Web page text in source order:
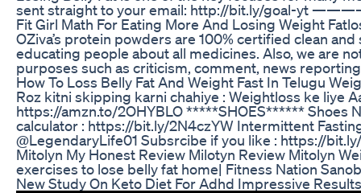
sent straight to your email: http://bit.ly/goal-yt
Fit Girl Math For Eating More And Losing Weight
OZiva’s protein powders are 100% certified clean
educating people about all medicines. Also, we are
purposes such as criticism, comment, news
How To Loss Belly Fat And Weight Fast In Telugu
Roz kitni skipping karni chahiye : Weightloss ke liye
https://amzn.to/2OHYBLO *****SHOES****** Shoes
calculator : https://bit.ly/2N4czYW Intermittent
@LegendaryLife01 Subsrcibe if you like : https://
Mitolyn My Honest Review Milotyn Review Mitolyn
exercises to lose belly fat home| Fitness Nation
New Study On Keto Diet For Adhd Impressive Results